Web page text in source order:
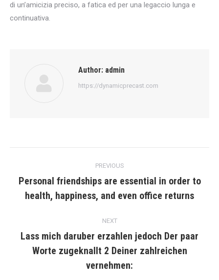
di un’amicizia preciso, a fatica ed per una legaccio lunga e
continuativa.
Author: admin
https://dynamicprecast.com
navigation
PREVIOUS
Previous
post:
Personal friendships are essential in order to
health, happiness, and even office returns
NEXT
Next
post:
Lass mich daruber erzahlen jedoch Der paar
Worte zugeknallt 2 Deiner zahlreichen
vernehmen: